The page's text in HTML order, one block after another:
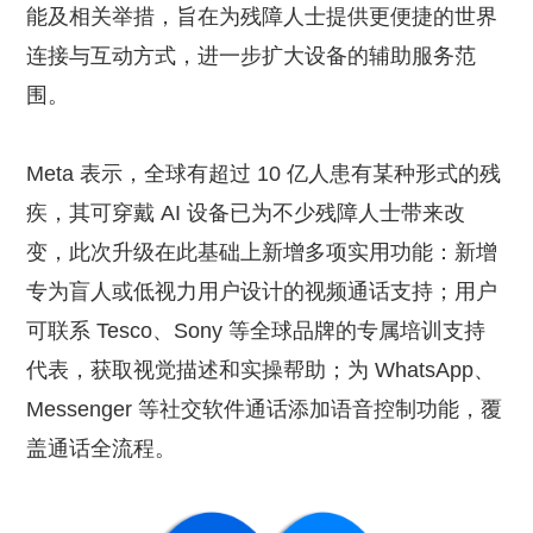
能及相关举措，旨在为残障人士提供更便捷的世界
连接与互动方式，进一步扩大设备的辅助服务范
围。
Meta 表示，全球有超过 10 亿人患有某种形式的残
疾，其可穿戴 AI 设备已为不少残障人士带来改
变，此次升级在此基础上新增多项实用功能：新增
专为盲人或低视力用户设计的视频通话支持；用户
可联系 Tesco、Sony 等全球品牌的专属培训支持
代表，获取视觉描述和实操帮助；为 WhatsApp、
Messenger 等社交软件通话添加语音控制功能，覆
盖通话全流程。